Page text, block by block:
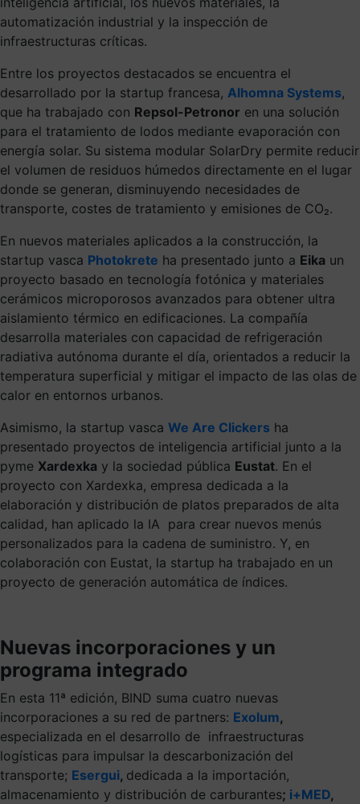
automatización industrial y la inspección de
infraestructuras críticas.
Entre los proyectos destacados se encuentra el
desarrollado por la startup francesa, Alhomna Systems,
que ha trabajado con Repsol-Petronor en una solución
para el tratamiento de lodos mediante evaporación con
energía solar. Su sistema modular SolarDry permite reducir
el volumen de residuos húmedos directamente en el lugar
donde se generan, disminuyendo necesidades de
transporte, costes de tratamiento y emisiones de CO₂.
En nuevos materiales aplicados a la construcción, la
startup vasca Photokrete ha presentado junto a Eika un
proyecto basado en tecnología fotónica y materiales
cerámicos microporosos avanzados para obtener ultra
aislamiento térmico en edificaciones. La compañía
desarrolla materiales con capacidad de refrigeración
radiativa autónoma durante el día, orientados a reducir la
temperatura superficial y mitigar el impacto de las olas de
calor en entornos urbanos.
Asimismo, la startup vasca We Are Clickers ha
presentado proyectos de inteligencia artificial junto a la
pyme Xardexka y la sociedad pública Eustat. En el
proyecto con Xardexka, empresa dedicada a la
elaboración y distribución de platos preparados de alta
calidad, han aplicado la IA para crear nuevos menús
personalizados para la cadena de suministro. Y, en
colaboración con Eustat, la startup ha trabajado en un
proyecto de generación automática de índices.
Nuevas incorporaciones y un
programa integrado
En esta 11ª edición, BIND suma cuatro nuevas
incorporaciones a su red de partners: Exolum,
especializada en el desarrollo de infraestructuras
logísticas para impulsar la descarbonización del
transporte; Esergui, dedicada a la importación,
almacenamiento y distribución de carburantes; i+MED,